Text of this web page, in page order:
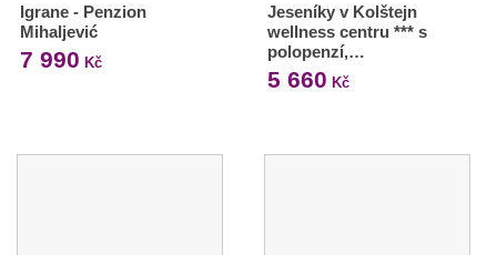
Igrane - Penzion
Mihaljević
7 990 Kč
Jeseníky v Kolštejn
wellness centru *** s
polopenzí,…
5 660 Kč